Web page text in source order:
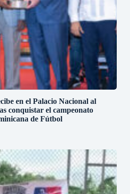
en el Palacio Nacional al
conquistar el campeonato
de Fútbol